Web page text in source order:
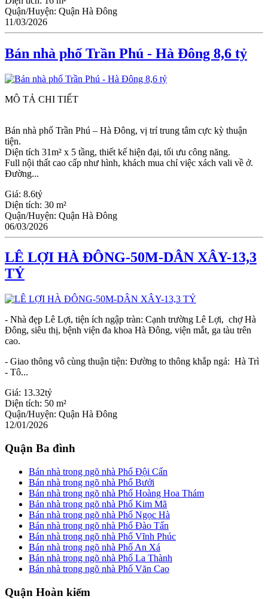
Quận/Huyện: Quận Hà Đông
11/03/2026
Bán nhà phố Trần Phú - Hà Đông 8,6 tỷ
MÔ TẢ CHI TIẾT
Bán nhà phố Trần Phú – Hà Đông, vị trí trung tâm cực kỳ thuận
tiện.
Diện tích 31m² x 5 tầng, thiết kế hiện đại, tối ưu công năng.
Full nội thất cao cấp như hình, khách mua chỉ việc xách vali về ở.
Đường...
Giá: 8.6tỷ
Diện tích: 30 m²
Quận/Huyện: Quận Hà Đông
06/03/2026
LÊ LỢI HÀ ĐÔNG-50M-DÂN XÂY-13,3
TỶ
- Nhà đẹp Lê Lợi, tiện ích ngập tràn: Cạnh trường Lê Lợi, chợ Hà
Đông, siêu thị, bệnh viện đa khoa Hà Đông, viện mắt, ga tàu trên
cao.
- Giao thông vô cùng thuận tiện: Đường to thông khắp ngả: Hà Trì
- Tô...
Giá: 13.32tỷ
Diện tích: 50 m²
Quận/Huyện: Quận Hà Đông
12/01/2026
Quận Ba đình
Bán nhà trong ngõ nhà Phố Đội Cấn
Bán nhà trong ngõ nhà Phố Bưởi
Bán nhà trong ngõ nhà Phố Hoàng Hoa Thám
Bán nhà trong ngõ nhà Phố Kim Mã
Bán nhà trong ngõ nhà Phố Ngọc Hà
Bán nhà trong ngõ nhà Phố Đào Tấn
Bán nhà trong ngõ nhà Phố Vĩnh Phúc
Bán nhà trong ngõ nhà Phố An Xá
Bán nhà trong ngõ nhà Phố La Thành
Bán nhà trong ngõ nhà Phố Văn Cao
Quận Hoàn kiếm